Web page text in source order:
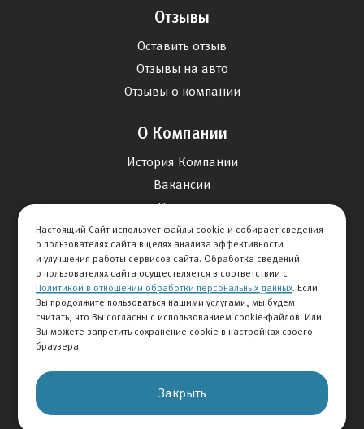
© 2026 АВТОМИР
Отзывы
Оставить отзыв
Отзывы на авто
Отзывы о компании
О Компании
История Компании
Вакансии
Новости
Карта сайта
Контакты
+7 495 292-60-60
Настоящий Сайт использует файлы cookie и собирает сведения
о пользователях сайта в целях анализа эффективности
и улучшения работы сервисов сайта. Обработка сведений
о пользователях сайта осуществляется в соответствии с
Политикой в отношении обработки персональных данных. Если
Вы продолжите пользоваться нашими услугами, мы будем
считать, что Вы согласны с использованием cookie-файлов. Или
Вы можете запретить сохранение cookie в настройках своего
браузера.
Закрыть